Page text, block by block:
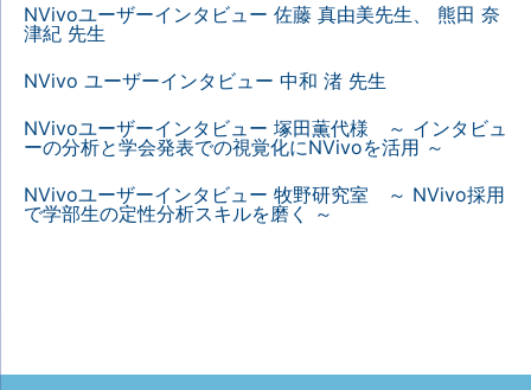
NVivoユーザーインタビュー 佐藤 真由美先生、 熊田 奈
津紀 先生
NVivo ユーザーインタビュー 中和 渚 先生
NVivoユーザーインタビュー 塚田薫代様 ～ インタビュ
ーの分析と学会発表での視覚化にNVivoを活用 ～
NVivoユーザーインタビュー 牧野研究室 ～ NVivo採用
で学部生の定性分析スキルを磨く ～